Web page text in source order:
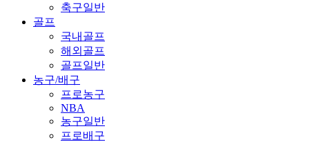
축구일반
골프
국내골프
해외골프
골프일반
농구/배구
프로농구
NBA
농구일반
프로배구